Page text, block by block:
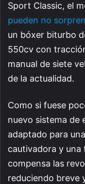
Sport Classic, el
pueden no
un bóxer biturbo
550cv con
manual de siete
de la actualidad.
Como si fuese
nuevo sistema de
adaptado para
cautivadora y
compensa las
reduciendo breve